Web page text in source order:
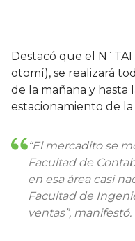
Destacó que el
otomí), se realizará
de la mañana y hasta
estacionamiento de
“El mercadito se
Facultad de
en esa área casi
Facultad de
ventas”, manifestó.